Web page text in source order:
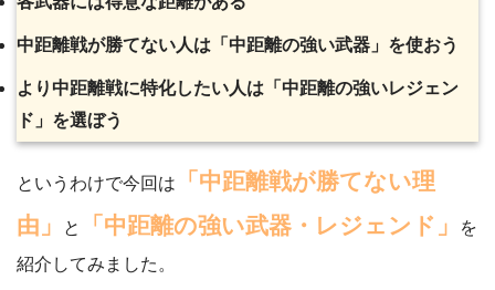
中距離戦が勝てない人は「中距離の強い武器」を使おう
より中距離戦に特化したい人は「中距離の強いレジェン
ド」を選ぼう
というわけで今回は
「中距離戦が勝てない理
由」
と 「中距離の強い武器・レジェンド」
を
紹介してみました。